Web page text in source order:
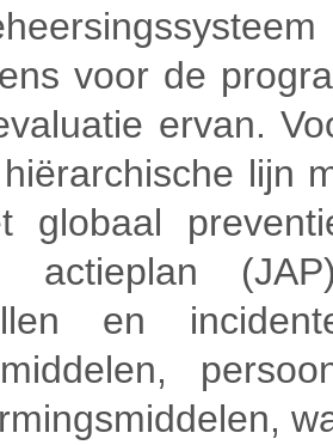
voor de
ervan.
lijn
globaal
actieplan
en